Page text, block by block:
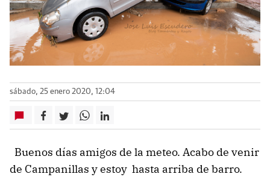
sábado, 25 enero 2020, 12:04
Buenos días amigos de la meteo. Acabo de venir
de Campanillas y estoy hasta arriba de barro.